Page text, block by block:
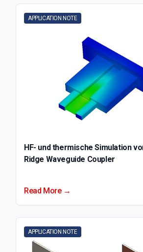
APPLICATION NOTE
HF- und thermische Simulation
Ridge Waveguide Coupler
Read More →
APPLICATION NOTE